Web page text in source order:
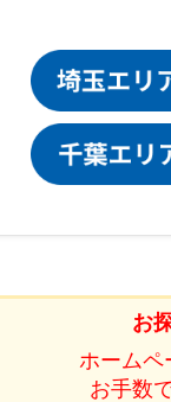
お
ホームペ
お手数